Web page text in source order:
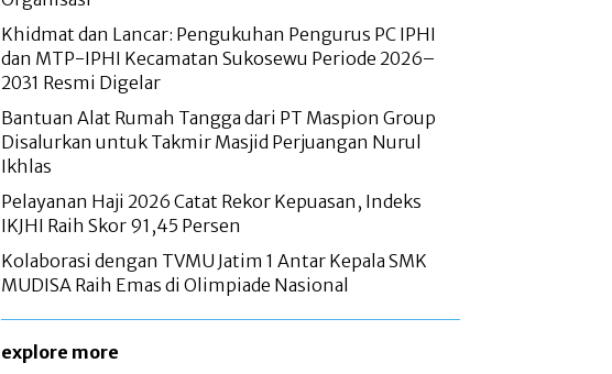
Khidmat dan Lancar: Pengukuhan Pengurus PC IPHI
dan MTP-IPHI Kecamatan Sukosewu Periode 2026–
2031 Resmi Digelar
Bantuan Alat Rumah Tangga dari PT Maspion Group
Disalurkan untuk Takmir Masjid Perjuangan Nurul
Ikhlas
Pelayanan Haji 2026 Catat Rekor Kepuasan, Indeks
IKJHI Raih Skor 91,45 Persen
Kolaborasi dengan TVMU Jatim 1 Antar Kepala SMK
MUDISA Raih Emas di Olimpiade Nasional
explore more